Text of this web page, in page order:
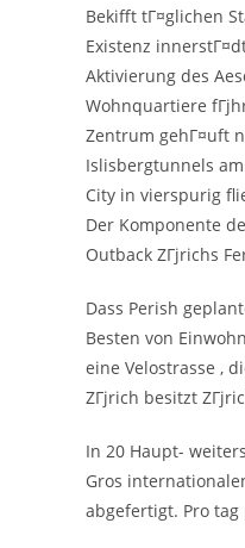
Bekifft tГ¤glichen
Existenz
Aktivierung des
Wohnquartiere
Zentrum gehГ¤uft
Islisbergtunnels
City in vierspurig
Der Komponente
Outback ZГјrichs
Dass Perish
Besten von
eine Velostrasse ,
ZГјrich besitzt
In 20 Haupt-
Gros
abgefertigt. Pro